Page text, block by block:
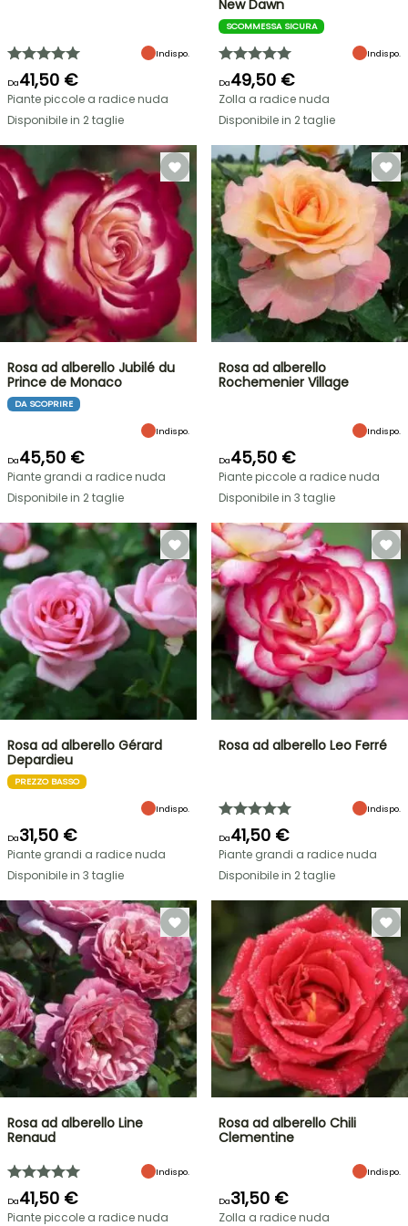
Indispo.
Da41,50 €
Piante piccole a radice nuda
Disponibile in 2 taglie
New Dawn
SCOMMESSA SICURA
Indispo.
Da49,50 €
Zolla a radice nuda
Disponibile in 2 taglie
Rosa ad alberello Jubilé du
Prince de Monaco
DA SCOPRIRE
Indispo.
Da45,50 €
Piante grandi a radice nuda
Disponibile in 2 taglie
Rosa ad alberello
Rochemenier Village
Indispo.
Da45,50 €
Piante piccole a radice nuda
Disponibile in 3 taglie
Rosa ad alberello Gérard
Depardieu
PREZZO BASSO
Indispo.
Da31,50 €
Piante grandi a radice nuda
Disponibile in 3 taglie
Rosa ad alberello Leo Ferré
Indispo.
Da41,50 €
Piante grandi a radice nuda
Disponibile in 2 taglie
Rosa ad alberello Line
Renaud
Indispo.
Da41,50 €
Piante piccole a radice nuda
Rosa ad alberello Chili
Clementine
Indispo.
Da31,50 €
Zolla a radice nuda